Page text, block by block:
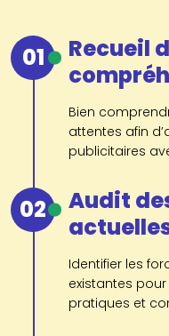
01
Recueil
Bien
attentes afin
publicitaires
02
Audit
Identifier les
existantes
pratiques et